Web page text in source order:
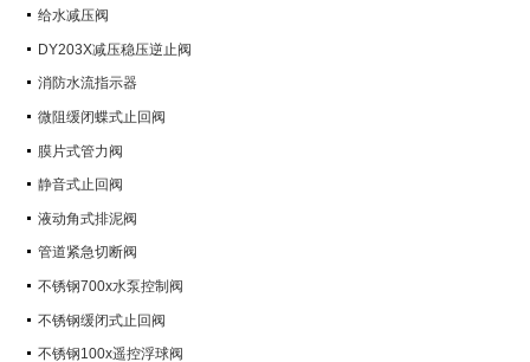
给水减压阀
DY203X减压稳压逆止阀
消防水流指示器
微阻缓闭蝶式止回阀
膜片式管力阀
静音式止回阀
液动角式排泥阀
管道紧急切断阀
不锈钢700x水泵控制阀
不锈钢缓闭式止回阀
不锈钢100x遥控浮球阀